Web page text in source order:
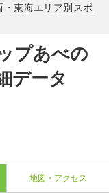
東海エリア別スポ
プあべの
データ
地図・アクセス